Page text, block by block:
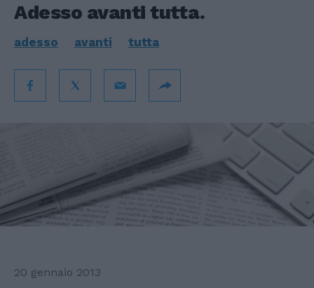
Adesso avanti tutta.
adesso avanti tutta
20 gennaio 2013